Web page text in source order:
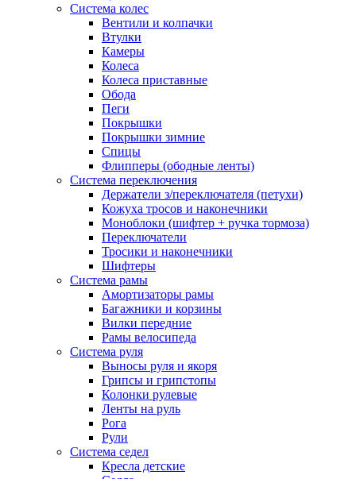
Система колес
Вентили и колпачки
Втулки
Камеры
Колеса
Колеса приставные
Обода
Пеги
Покрышки
Покрышки зимние
Спицы
Флипперы (ободные ленты)
Система переключения
Держатели з/переключателя (петухи)
Кожуха тросов и наконечники
Моноблоки (шифтер + ручка тормоза)
Переключатели
Тросики и наконечники
Шифтеры
Система рамы
Амортизаторы рамы
Багажники и корзины
Вилки передние
Рамы велосипеда
Система руля
Выносы руля и якоря
Грипсы и грипстопы
Колонки рулевые
Ленты на руль
Рога
Рули
Система седел
Кресла детские